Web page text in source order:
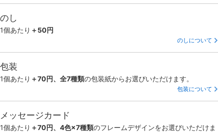
のし
1個あたり ＋50円
のしについて
包装
1個あたり ＋70円、全7種類の包装紙からお選びいただけます。
包装について
メッセージカード
1個あたり ＋70円、4色×7種類のフレームデザインをお選びいただけま